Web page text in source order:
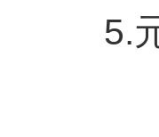
5.元